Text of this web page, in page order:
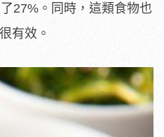
27%。同時，這類食物也
有效。